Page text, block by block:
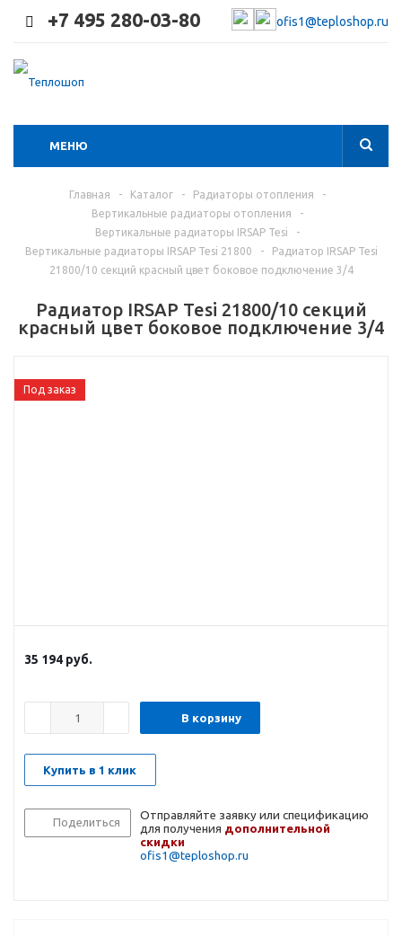
+7 495 280-03-80 ofis1@teploshop.ru
МЕНЮ
Главная - Каталог - Радиаторы отопления
-
Вертикальные радиаторы отопления
-
Вертикальные радиаторы IRSAP Tesi
-
Вертикальные радиаторы IRSAP Tesi 21800
-
Радиатор IRSAP Tesi
21800/10 секций красный цвет боковое подключение 3/4
Радиатор IRSAP Tesi 21800/10 секций
красный цвет боковое подключение 3/4
Под заказ
35 194 руб.
В корзину
Купить в 1 клик
Поделиться
Отправляйте заявку или спецификацию
для получения дополнительной
скидки
ofis1@teploshop.ru